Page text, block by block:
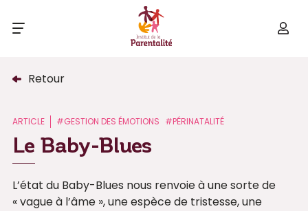
Retour
ARTICLE #GESTION DES ÉMOTIONS #PÉRINATALITÉ
Le Baby-Blues
L’état du Baby-Blues nous renvoie à une sorte de
« vague à l’âme », une espèce de tristesse, une